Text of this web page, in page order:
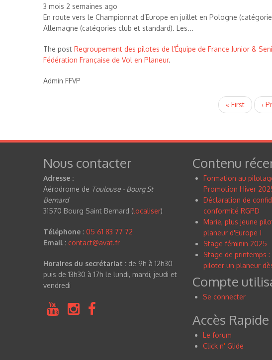
3 mois 2 semaines ago
En route vers le Championnat d’Europe en juillet en Pologne
Allemagne (catégories club et standard). Les...
The post Regroupement des pilotes de l’Équipe de France Junior &
Fédération Française de Vol en Planeur.
Admin FFVP
Première
page
« First ‹
Nous contacter
Adresse :
Aérodrome de Toulouse - Bourg St
Bernard
31570 Bourg Saint Bernard (localiser)
Téléphone : 05 61 83 77 72
Email : contact@avat.fr
Horaires du secrétariat : de 9h à 12h30
puis de 13h30 à 17h le lundi, mardi, jeudi et
vendredi
Contenu
Formation au
Promotion Hiver
Déclaration de
conformité RGPD
Marie, plus jeune
planeur d'Europe !
Stage féminin 2025
Stage de printemps :
piloter un planeur
Compte
Se connecter
Accès Rapide
Le forum
Click n' Glide